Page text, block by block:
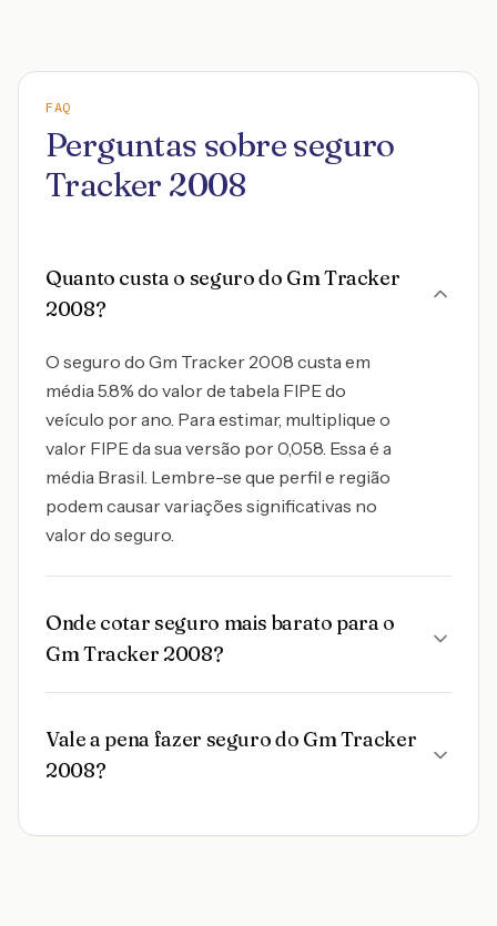
FAQ
Perguntas sobre seguro
Tracker 2008
Quanto custa o seguro do Gm Tracker
2008?
O seguro do Gm Tracker 2008 custa em
média 5.8% do valor de tabela FIPE do
veículo por ano. Para estimar, multiplique o
valor FIPE da sua versão por 0,058. Essa é a
média Brasil. Lembre-se que perfil e região
podem causar variações significativas no
valor do seguro.
Onde cotar seguro mais barato para o
Gm Tracker 2008?
Vale a pena fazer seguro do Gm Tracker
2008?